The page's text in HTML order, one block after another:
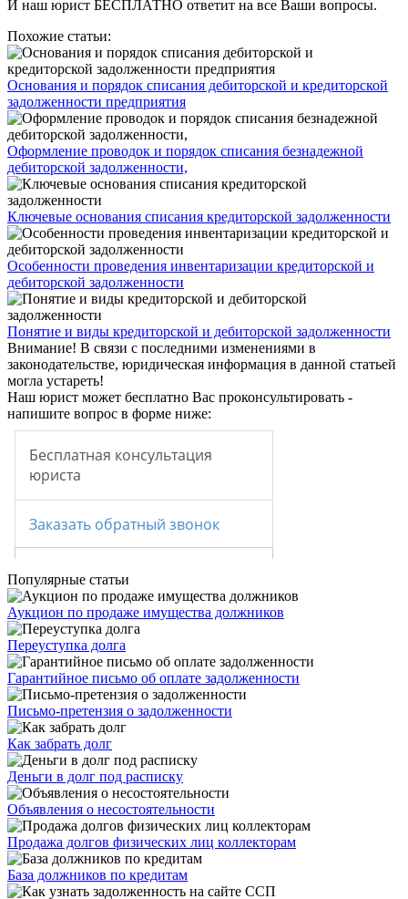
И наш юрист БЕСПЛАТНО ответит на все Ваши вопросы.
Похожие статьи:
Основания и порядок списания дебиторской и кредиторской
задолженности предприятия
Оформление проводок и порядок списания безнадежной
дебиторской задолженности,
Ключевые основания списания кредиторской задолженности
Особенности проведения инвентаризации кредиторской и
дебиторской задолженности
Понятие и виды кредиторской и дебиторской задолженности
Внимание! В связи с последними изменениями в
законодательстве, юридическая информация в данной статьей
могла устареть!
Наш юрист может бесплатно Вас проконсультировать -
напишите вопрос в форме ниже:
Популярные статьи
Аукцион по продаже имущества должников
Переуступка долга
Гарантийное письмо об оплате задолженности
Письмо-претензия о задолженности
Как забрать долг
Деньги в долг под расписку
Объявления о несостоятельности
Продажа долгов физических лиц коллекторам
База должников по кредитам